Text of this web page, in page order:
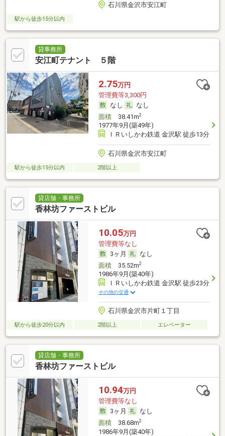
石川県金沢市安江町
駅から徒歩15分以内
貸事務所
安江町テナント ５階
2.75万円
管理費等3,300円
なし
なし
面積38.41m2
1977年9月(築49年)
ＩＲいしかわ鉄道 金沢駅 徒歩13分
石川県金沢市安江町
駅から徒歩15分以内 2階以上
貸店舗・事務所
香林坊ファーストビル
10.05万円
管理費等なし
3ヶ月
なし
面積35.52m2
1986年9月(築40年)
ＩＲいしかわ鉄道 金沢駅 徒歩23分
その他の交通
石川県金沢市片町１丁目
駅から徒歩20分以内 2階以上 エレベーター
貸店舗・事務所
香林坊ファーストビル
10.94万円
管理費等なし
3ヶ月
なし
面積38.68m2
1986年9月(築40年)